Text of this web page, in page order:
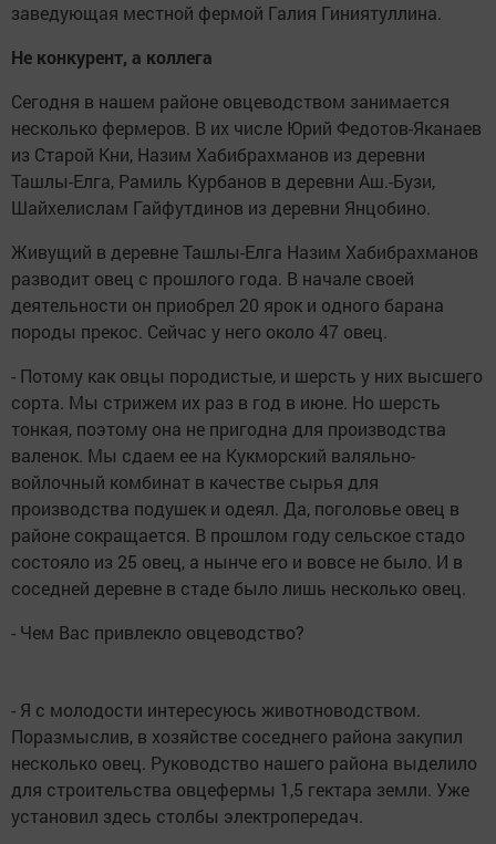
заведующая местной фермой Галия Гиниятуллина.
Не конкурент, а коллега
Сегодня в нашем районе овцеводством занимается
несколько фермеров. В их числе Юрий Федотов-Яканаев
из Старой Кни, Назим Хабибрахманов из деревни
Ташлы-Елга, Рамиль Курбанов в деревни Аш.-Бузи,
Шайхелислам Гайфутдинов из деревни Янцобино.
Живущий в деревне Ташлы-Елга Назим Хабибрахманов
разводит овец с прошлого года. В начале своей
деятельности он приобрел 20 ярок и одного барана
породы прекос. Сейчас у него около 47 овец.
- Потому как овцы породистые, и шерсть у них высшего
сорта. Мы стрижем их раз в год в июне. Но шерсть
тонкая, поэтому она не пригодна для производства
валенок. Мы сдаем ее на Кукморский валяльно-
войлочный комбинат в качестве сырья для
производства подушек и одеял. Да, поголовье овец в
районе сокращается. В прошлом году сельское стадо
состояло из 25 овец, а нынче его и вовсе не было. И в
соседней деревне в стаде было лишь несколько овец.
- Чем Вас привлекло овцеводство?
- Я с молодости интересуюсь животноводством.
Поразмыслив, в хозяйстве соседнего района закупил
несколько овец. Руководство нашего района выделило
для строительства овцефермы 1,5 гектара земли. Уже
установил здесь столбы электропередач.